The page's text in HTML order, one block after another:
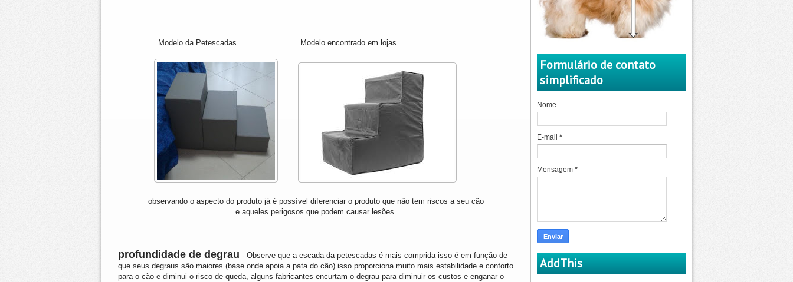
Modelo da Petescadas Modelo encontrado em lojas
observando o aspecto do produto já é possível diferenciar o produto que não tem riscos a seu cão
e aqueles perigosos que podem causar lesões.
profundidade de degrau - Observe que a escada da petescadas é mais comprida isso é em função de
que seus degraus são maiores (base onde apoia a pata do cão) isso proporciona muito mais estabilidade e conforto
para o cão e diminui o risco de queda, alguns fabricantes encurtam o degrau para diminuir os custos e enganar o
Formulário de contato
simplificado
Nome
E-mail *
Mensagem *
AddThis